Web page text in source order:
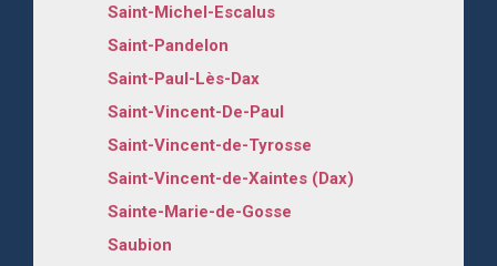
Saint-Michel-Escalus
Saint-Pandelon
Saint-Paul-Lès-Dax
Saint-Vincent-De-Paul
Saint-Vincent-de-Tyrosse
Saint-Vincent-de-Xaintes (Dax)
Sainte-Marie-de-Gosse
Saubion